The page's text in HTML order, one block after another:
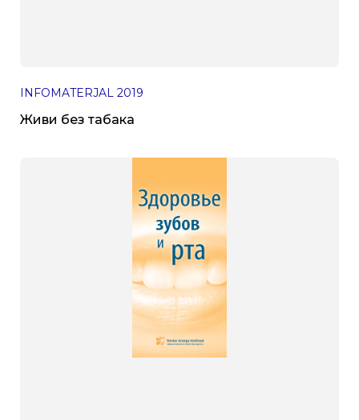
INFOMATERJAL 2019
Живи без табака